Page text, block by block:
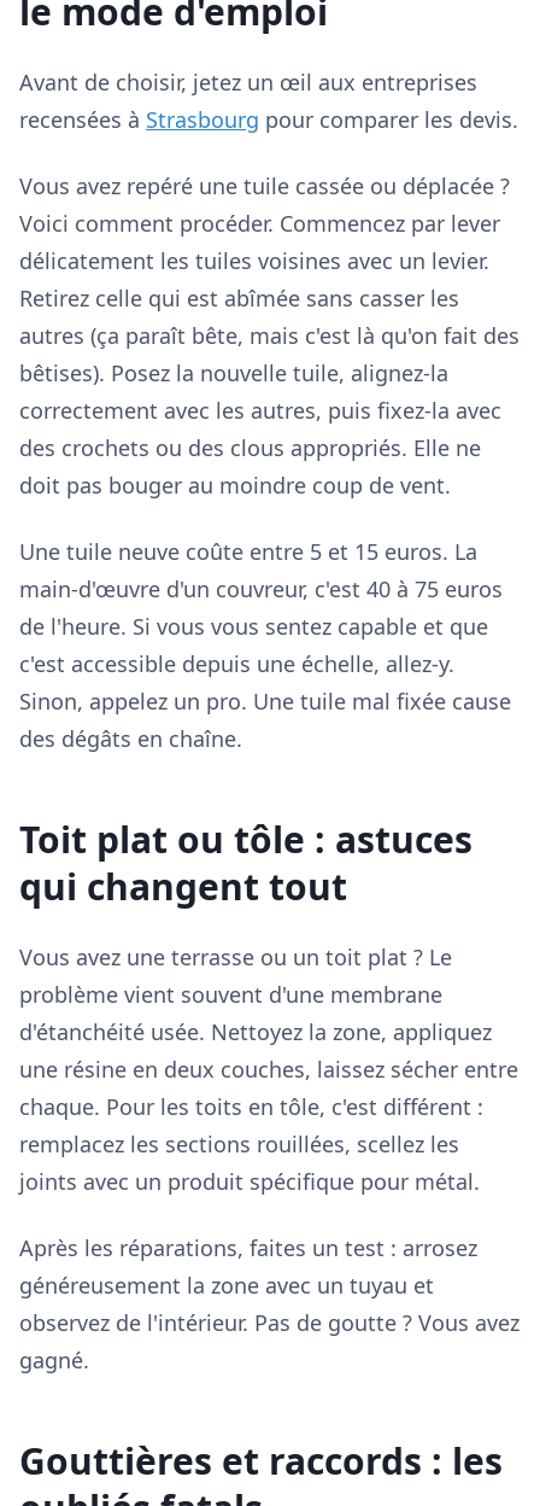
le mode d'emploi
Avant de choisir, jetez un œil aux entreprises
recensées à Strasbourg pour comparer les devis.
Vous avez repéré une tuile cassée ou déplacée ?
Voici comment procéder. Commencez par lever
délicatement les tuiles voisines avec un levier.
Retirez celle qui est abîmée sans casser les
autres (ça paraît bête, mais c'est là qu'on fait des
bêtises). Posez la nouvelle tuile, alignez-la
correctement avec les autres, puis fixez-la avec
des crochets ou des clous appropriés. Elle ne
doit pas bouger au moindre coup de vent.
Une tuile neuve coûte entre 5 et 15 euros. La
main-d'œuvre d'un couvreur, c'est 40 à 75 euros
de l'heure. Si vous vous sentez capable et que
c'est accessible depuis une échelle, allez-y.
Sinon, appelez un pro. Une tuile mal fixée cause
des dégâts en chaîne.
Toit plat ou tôle : astuces
qui changent tout
Vous avez une terrasse ou un toit plat ? Le
problème vient souvent d'une membrane
d'étanchéité usée. Nettoyez la zone, appliquez
une résine en deux couches, laissez sécher entre
chaque. Pour les toits en tôle, c'est différent :
remplacez les sections rouillées, scellez les
joints avec un produit spécifique pour métal.
Après les réparations, faites un test : arrosez
généreusement la zone avec un tuyau et
observez de l'intérieur. Pas de goutte ? Vous avez
gagné.
Gouttières et raccords : les